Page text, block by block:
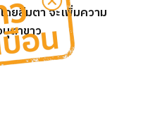
ดยลืมตา จะเพิ่มความ
ตาขาว